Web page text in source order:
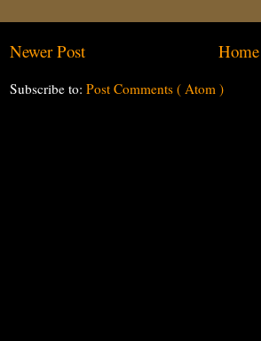
Newer Post Home
Subscribe to: Post Comments ( Atom )